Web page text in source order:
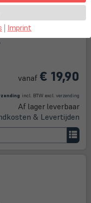
vanaf € 19,90
incl. BTW excl. verzending
Af lager leverbaar
& Levertijden
| Imprint